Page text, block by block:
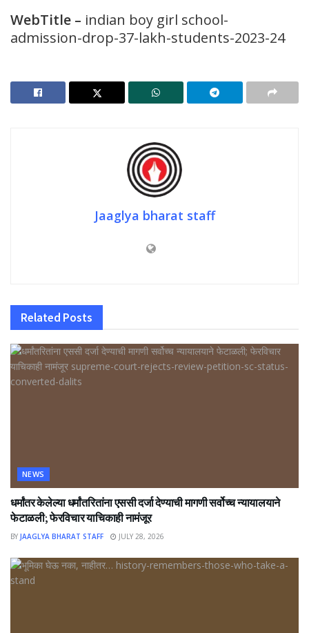
WebTitle – indian boy girl school-
admission-drop-37-lakh-students-2023-24
Jaaglya bharat staff
Related Posts
NEWS
धर्मांतर केलेल्या धर्मांतरितांना एससी दर्जा देण्याची मागणी सर्वोच्च न्यायालयाने
फेटाळली; फेरविचार याचिकाही नामंजूर
BY JAAGLYA BHARAT STAFF JULY 28, 2026